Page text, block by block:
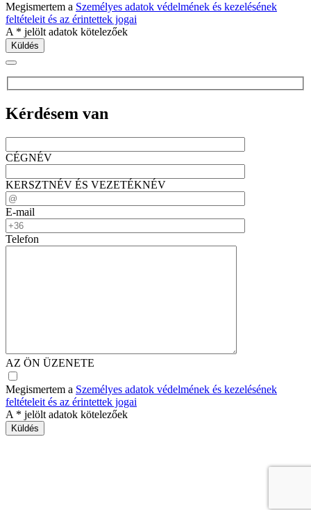
Megismertem a Személyes adatok védelmének és kezelésének
feltételeit és az érintettek jogai
A * jelölt adatok kötelezőek
Kérdésem van
CÉGNÉV
KERSZTNÉV ÉS VEZETÉKNÉV
E-mail
Telefon
AZ ÖN ÜZENETE
Megismertem a Személyes adatok védelmének és kezelésének
feltételeit és az érintettek jogai
A * jelölt adatok kötelezőek